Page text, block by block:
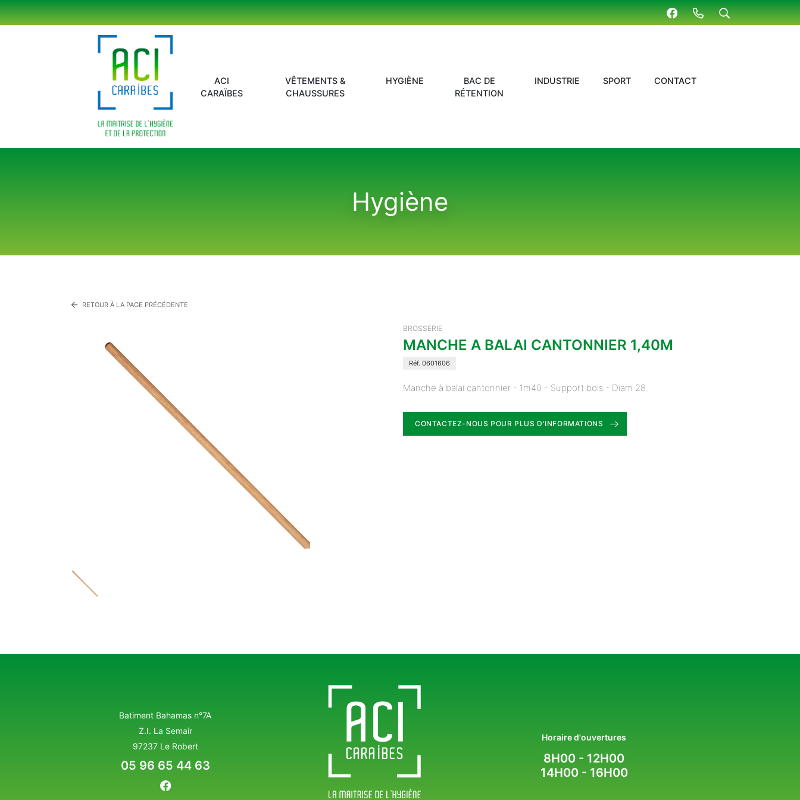
ACI
CARAÏBES
VÊTEMENTS &
CHAUSSURES
HYGIÈNE
BAC DE
RÉTENTION
INDUSTRIE SPORT CONTACT
Hygiène
arrow_back RETOUR À LA PAGE PRÉCÉDENTE
BROSSERIE
MANCHE A BALAI CANTONNIER 1,40M
Réf. 0601606
Manche à balai cantonnier - 1m40 - Support bois - Diam 28
CONTACTEZ-NOUS POUR PLUS D'INFORMATIONS
Batiment Bahamas n°7A
Z.I. La Semair
97237 Le Robert
05 96 65 44 63
Horaire d'ouvertures
8H00 - 12H00
14H00 - 16H00
Panneau de gestion des cookies